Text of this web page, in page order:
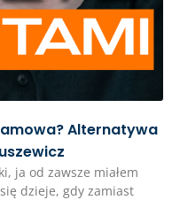
Alternatywa
ja od zawsze miałem
dzieje, gdy zamiast